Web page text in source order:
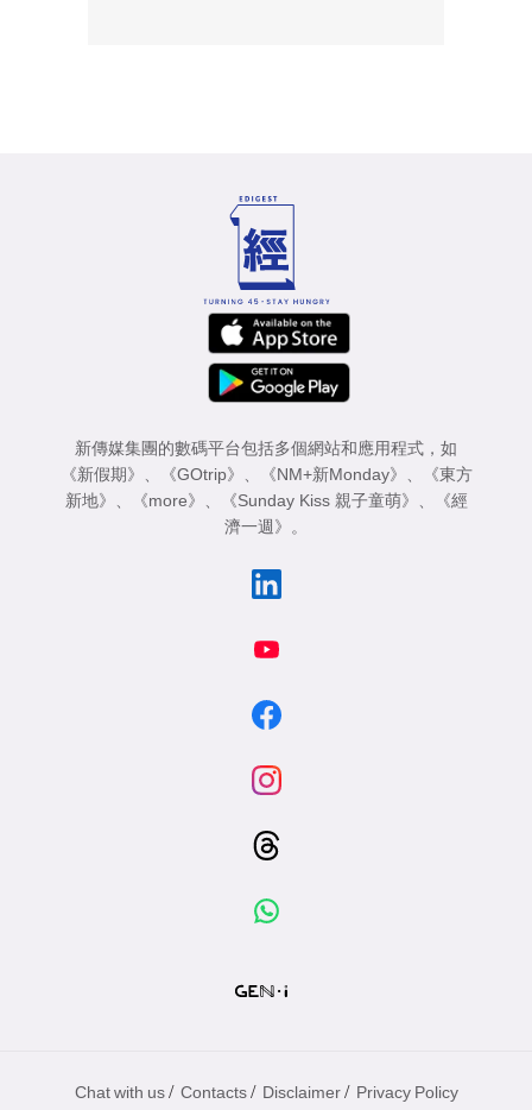
新傳媒集團的數碼平台包括多個網站和應用程式，如
《新假期》
《GOtrip》 《NM+新Monday》
《東方
新地》
《more》 《Sunday Kiss 親子童萌》
《經
濟一週》
。
Chat with us / Contacts / Disclaimer / Privacy Policy